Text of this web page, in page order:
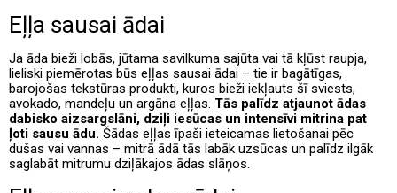
Eļļa sausai ādai
Ja āda bieži lobās, jūtama savilkuma sajūta vai tā kļūst raupja,
lieliski piemērotas būs eļļas sausai ādai – tie ir bagātīgas,
barojošas tekstūras produkti, kuros bieži iekļauts šī sviests,
avokado, mandeļu un argāna eļļas. Tās palīdz atjaunot ādas
dabisko aizsargslāni, dziļi iesūcas un intensīvi mitrina pat
ļoti sausu ādu. Šādas eļļas īpaši ieteicamas lietošanai pēc
dušas vai vannas – mitrā ādā tās labāk uzsūcas un palīdz ilgāk
saglabāt mitrumu dziļākajos ādas slāņos.